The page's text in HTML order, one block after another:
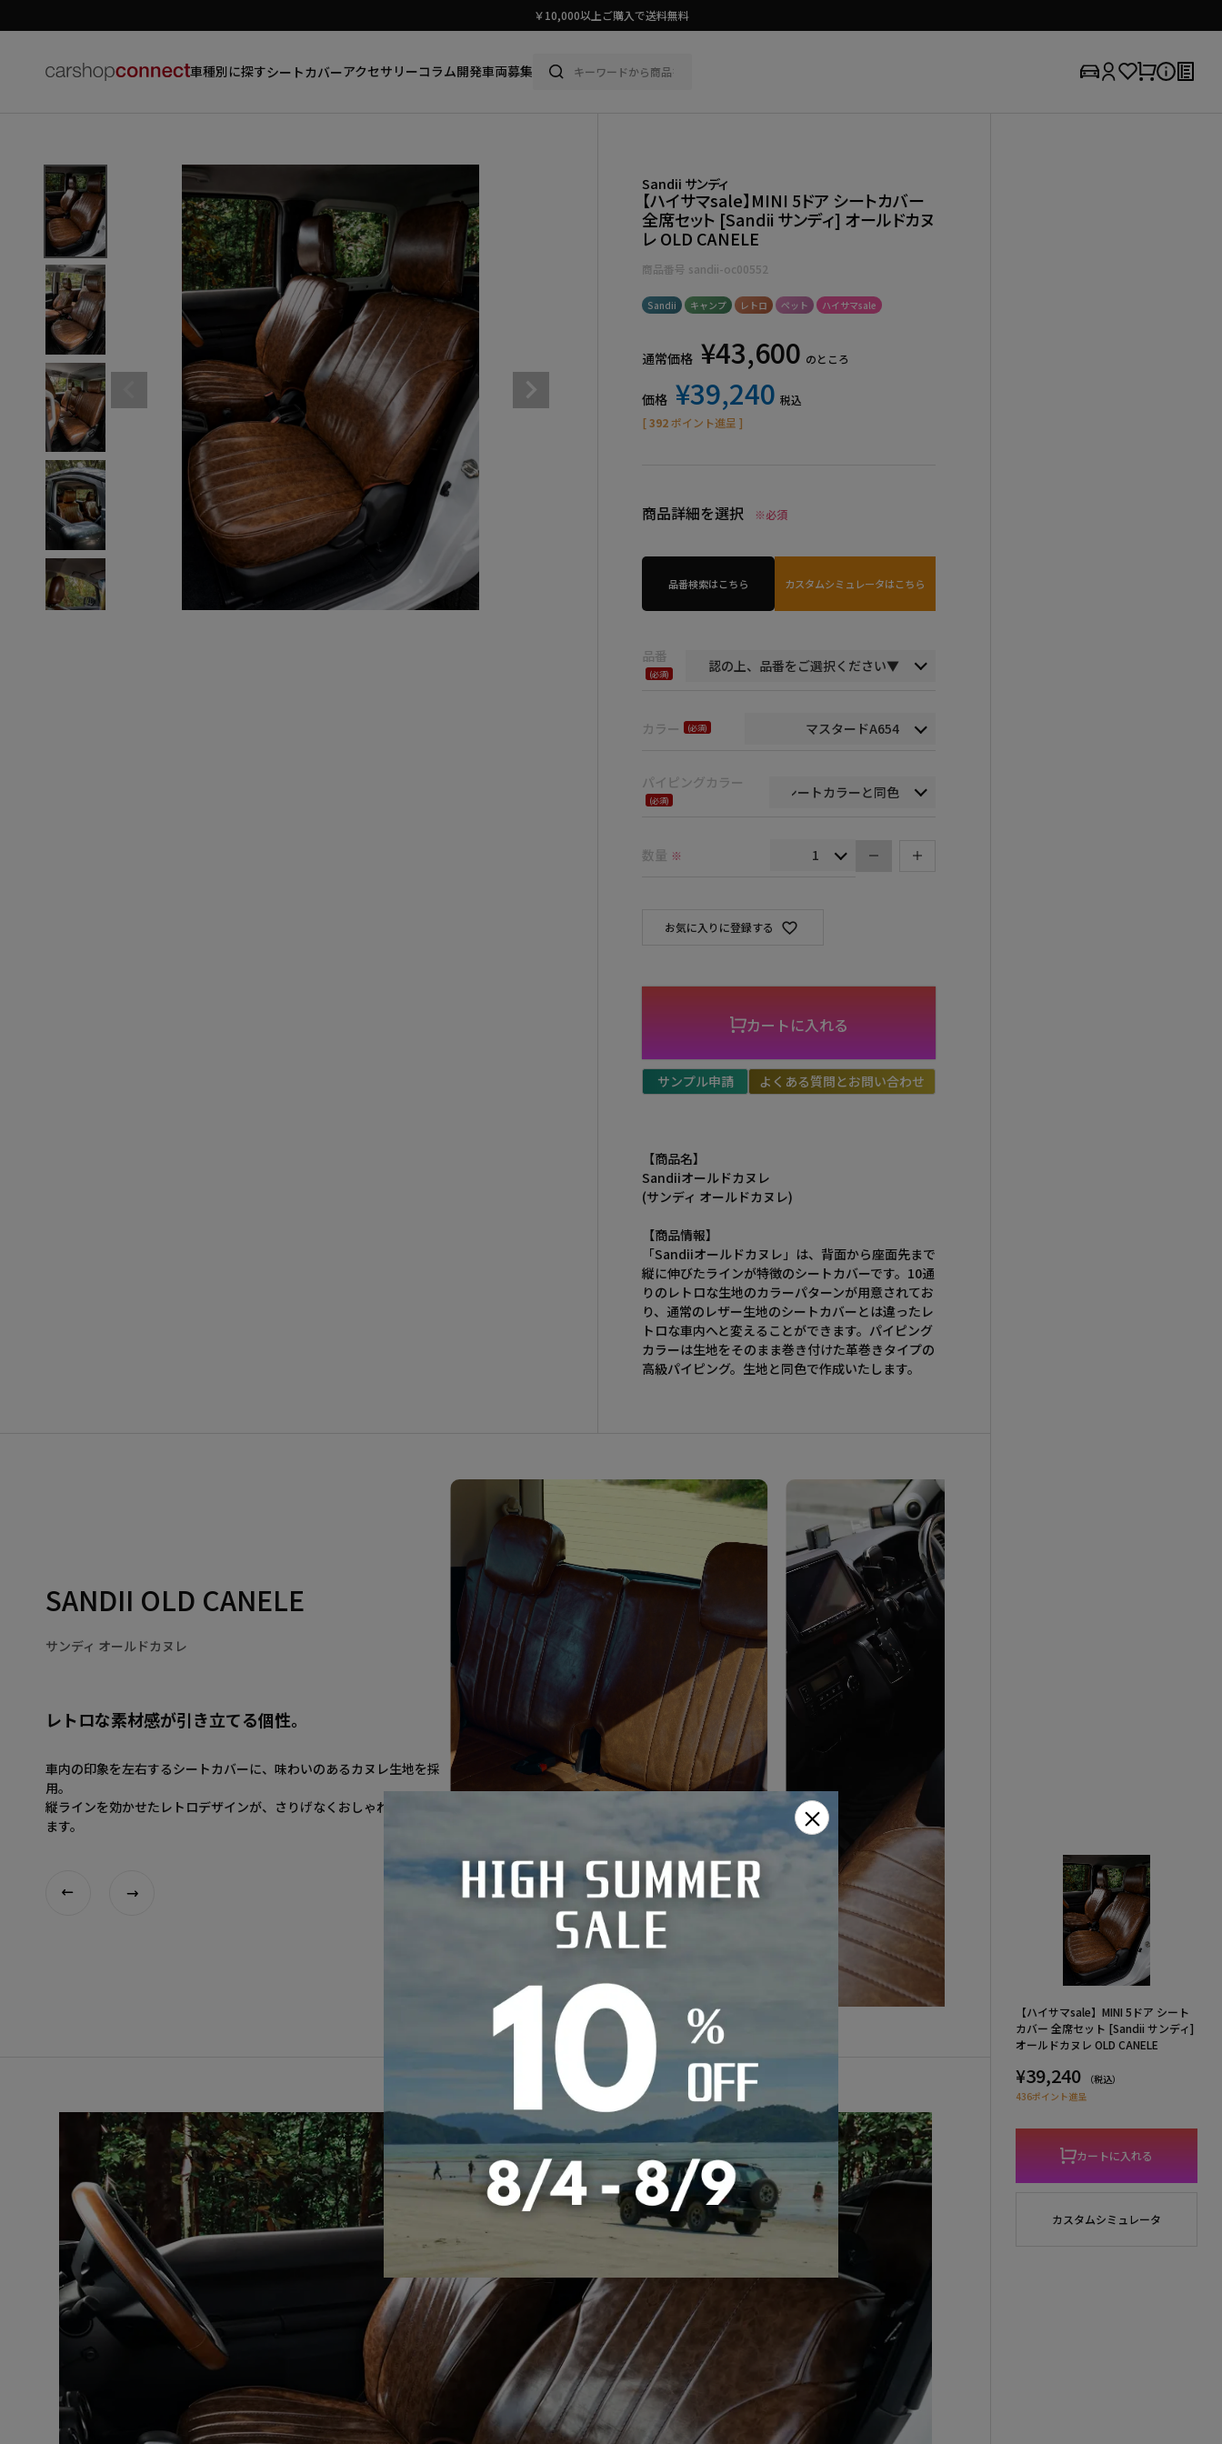
スタイリッシュに車に乗ろう。
車種別に探すシートカバーアクセサリーコラム開発車両募集
Sandii サンディ
【ハイサマsale】MINI 5ドア シートカバー
全席セット [Sandii サンディ] オールドカヌ
レ OLD CANELE
商品番号 sandii-oc00552
Sandii キャンプ レトロ ペット ハイサマsale
通常価格 ¥43,600 のところ
価格 ¥39,240 税込
[392ポイント進呈 ]
商品詳細を選択 ※必須
品番検索はこちら カスタムシミュレータはこちら
品番
カラー
パイピングカラー
お気に入りに登録する
数量 ※
カートに入れる
サンプル申請 よくある質問とお問い合わせ
【商品名】
Sandiiオールドカヌレ
(サンディ オールドカヌレ)
【商品情報】
「Sandiiオールドカヌレ」は、背面から座面先まで
縦に伸びたラインが特徴のシートカバーです。10通
りのレトロな生地のカラーパターンが用意されてお
り、通常のレザー生地のシートカバーとは違ったレ
トロな車内へと変えることができます。パイピング
カラーは生地をそのまま巻き付けた革巻きタイプの
高級パイピング。生地と同色で作成いたします。
SANDII OLD CANELE
サンディ オールドカヌレ
レトロな素材感が引き立てる個性。
車内の印象を左右するシートカバーに、味わいのあるカヌレ生地を採
用。
縦ラインを効かせたレトロデザインが、さりげなくおしゃれ度を高め
ます。
【ハイサマsale】MINI 5ドア シート
カバー 全席セット [Sandii サンディ]
オールドカヌレ OLD CANELE
¥39,240
（税込）
436ポイント進呈
カートに入れる
カスタムシミュレータ
×